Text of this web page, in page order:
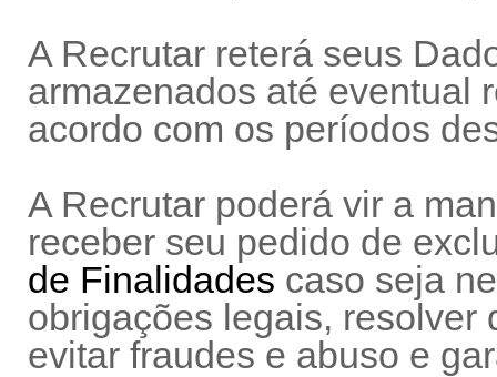
A Recrutar reterá seus
armazenados até eventual
acordo com os períodos
A Recrutar poderá vir a
receber seu pedido de
de Finalidades caso seja
obrigações legais, resolver
evitar fraudes e abuso e